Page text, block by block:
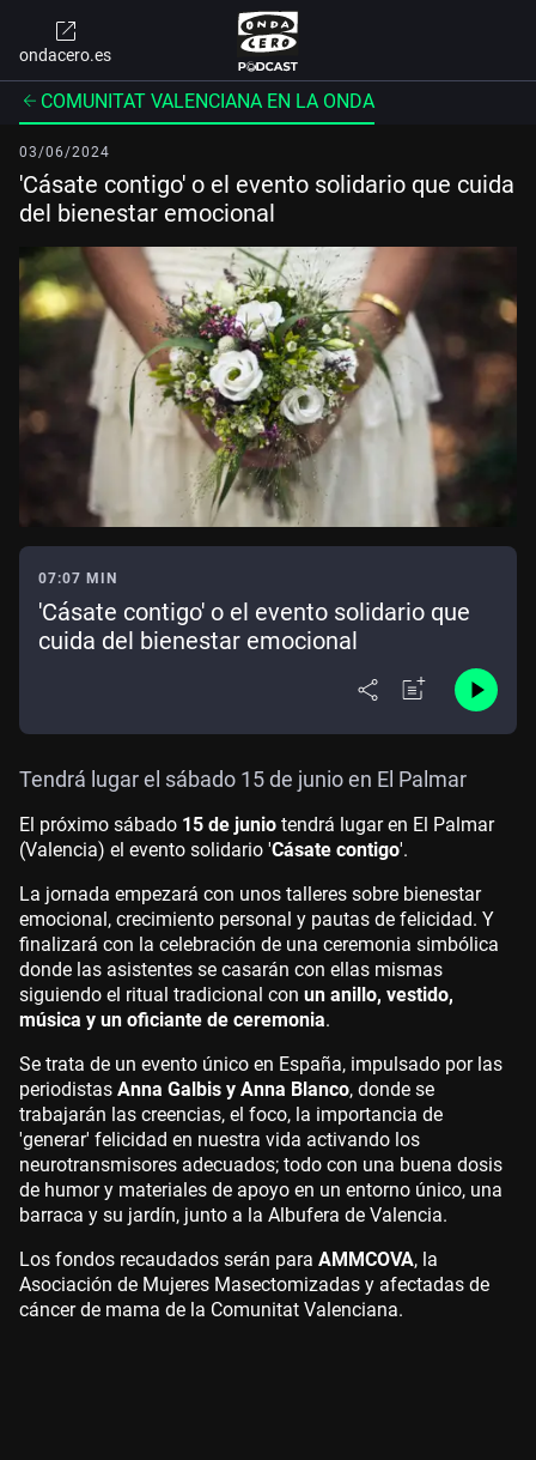
ondacero.es
COMUNITAT VALENCIANA EN LA ONDA
03/06/2024
'Cásate contigo' o el evento solidario que cuida
del bienestar emocional
07:07 MIN
'Cásate contigo' o el evento solidario que
cuida del bienestar emocional
Tendrá lugar el sábado 15 de junio en El Palmar
El próximo sábado 15 de junio tendrá lugar en El Palmar
(Valencia) el evento solidario 'Cásate contigo'.
La jornada empezará con unos talleres sobre bienestar
emocional, crecimiento personal y pautas de felicidad. Y
finalizará con la celebración de una ceremonia simbólica
donde las asistentes se casarán con ellas mismas
siguiendo el ritual tradicional con un anillo, vestido,
música y un oficiante de ceremonia.
Se trata de un evento único en España, impulsado por las
periodistas Anna Galbis y Anna Blanco, donde se
trabajarán las creencias, el foco, la importancia de
'generar' felicidad en nuestra vida activando los
neurotransmisores adecuados; todo con una buena dosis
de humor y materiales de apoyo en un entorno único, una
barraca y su jardín, junto a la Albufera de Valencia.
Los fondos recaudados serán para AMMCOVA, la
Asociación de Mujeres Masectomizadas y afectadas de
cáncer de mama de la Comunitat Valenciana.